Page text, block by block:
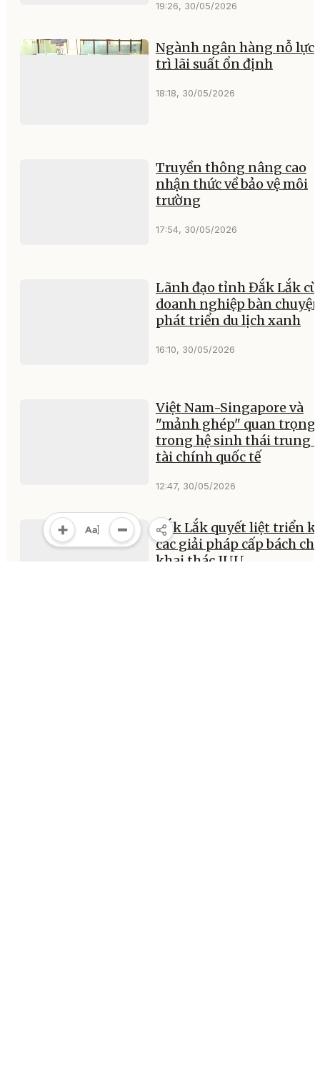
19:26, 30/05/2026
Ngành ngân hàng nỗ lực
trì lãi suất ổn định
18:18, 30/05/2026
Truyền thông nâng cao
nhận thức về bảo vệ môi
trường
17:54, 30/05/2026
Lãnh đạo tỉnh Đắk Lắk
doanh nghiệp bàn
phát triển du lịch xanh
16:10, 30/05/2026
Việt Nam-Singapore và
"mảnh ghép" quan trọng
trong hệ sinh thái trung
tài chính quốc tế
12:47, 30/05/2026
Đắk Lắk quyết liệt triển
các giải pháp cấp bách
khai thác IUU